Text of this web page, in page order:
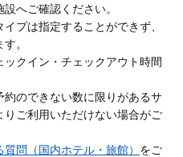
へご確認ください。
プは指定することができず、
。
ックイン・チェックアウト時間
約のできない数に限りがあるサ
ご利用いただけない場合がご
質問（国内ホテル・旅館） をご